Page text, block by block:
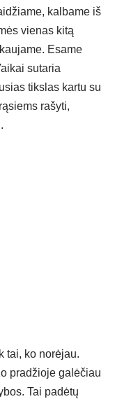
kalbame iš
vienas kitą
Esame
sutaria
tikslas kartu su
rašyti,
tai, ko norėjau.
pradžioje galėčiau
Tai padėtų